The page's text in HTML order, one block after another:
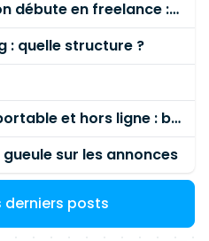
Fixer son TJM quand on débute en freelance : la méthode mathématique (et pas au feeling) 🛑
: quelle structure ?
Un espace de travail portable et hors ligne : besoin réel ou fausse bonne idée ?
sur les annonces
derniers posts